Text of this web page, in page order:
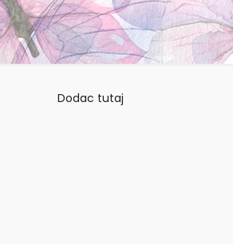
Dodac tutaj